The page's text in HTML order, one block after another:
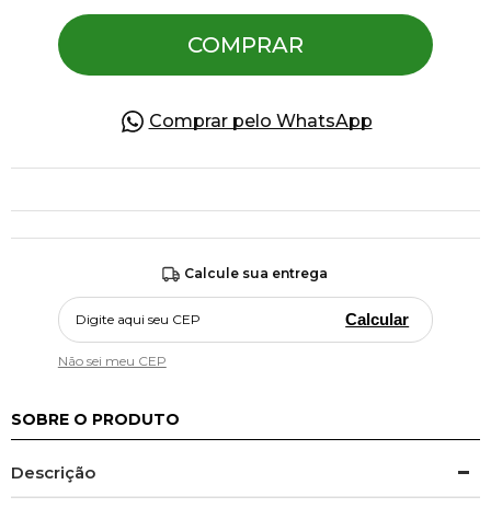
COMPRAR
Comprar pelo WhatsApp
Calcule sua entrega
Calcular
Não sei meu CEP
SOBRE O PRODUTO
Descrição